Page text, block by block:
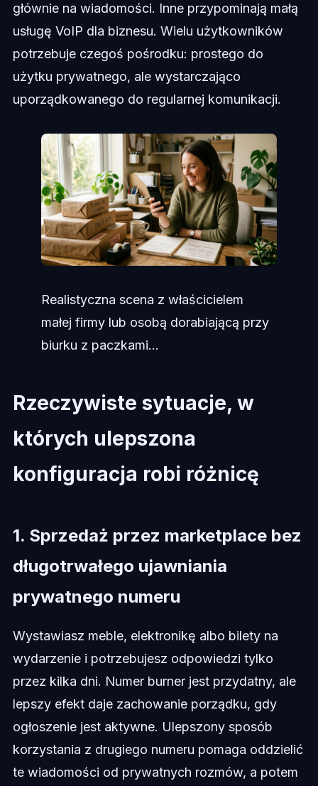
głównie na wiadomości. Inne przypominają małą
usługę VoIP dla biznesu. Wielu użytkowników
potrzebuje czegoś pośrodku: prostego do
użytku prywatnego, ale wystarczająco
uporządkowanego do regularnej komunikacji.
Realistyczna scena z właścicielem
małej firmy lub osobą dorabiającą przy
biurku z paczkami...
Rzeczywiste sytuacje, w
których ulepszona
konfiguracja robi różnicę
1. Sprzedaż przez marketplace bez
długotrwałego ujawniania
prywatnego numeru
Wystawiasz meble, elektronikę albo bilety na
wydarzenie i potrzebujesz odpowiedzi tylko
przez kilka dni. Numer burner jest przydatny, ale
lepszy efekt daje zachowanie porządku, gdy
ogłoszenie jest aktywne. Ulepszony sposób
korzystania z drugiego numeru pomaga oddzielić
te wiadomości od prywatnych rozmów, a potem